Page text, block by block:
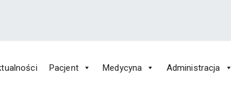
Św. Rafała w Czerwonej Górze
Rafała w Czerwonej Górze
Pacjent Medycyna Administracja